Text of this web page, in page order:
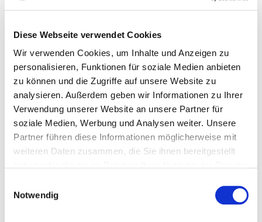
Diese Webseite verwendet Cookies
Wir verwenden Cookies, um Inhalte und Anzeigen zu
personalisieren, Funktionen für soziale Medien anbieten
zu können und die Zugriffe auf unsere Website zu
analysieren. Außerdem geben wir Informationen zu Ihrer
Verwendung unserer Website an unsere Partner für
soziale Medien, Werbung und Analysen weiter. Unsere
Partner führen diese Informationen möglicherweise mit
weiteren Daten zusammen, die Sie ihnen bereitgestellt
Notwendig